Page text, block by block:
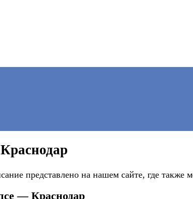
представлено на нашем сайте, где также
— Краснодар